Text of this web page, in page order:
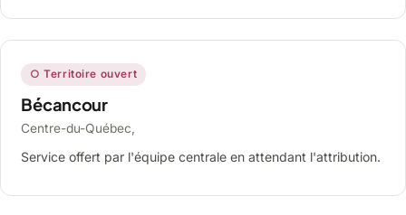
○ Territoire ouvert
Bécancour
Centre-du-Québec,
Service offert par l'équipe centrale en attendant l'attribution.